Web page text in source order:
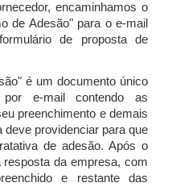
encaminhamos o
de Adesão" para o e-mail
de proposta de
é um documento único
e-mail contendo as
preenchimento e demais
providenciar para que
de adesão. Após o
da empresa, com
e restante das